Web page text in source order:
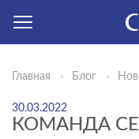
Главная Блог
30.03.2022
КОМАНДА